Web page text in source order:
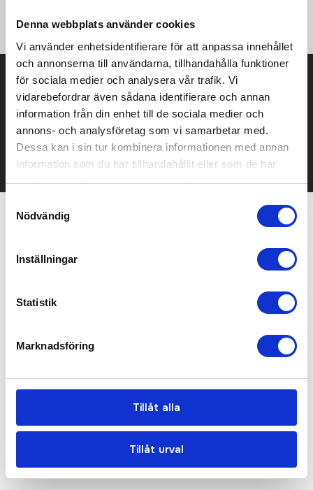
Denna webbplats använder cookies
Vi använder enhetsidentifierare för att anpassa innehållet
och annonserna till användarna, tillhandahålla funktioner
för sociala medier och analysera vår trafik. Vi
vidarebefordrar även sådana identifierare och annan
information från din enhet till de sociala medier och
annons- och analysföretag som vi samarbetar med.
Dessa kan i sin tur kombinera informationen med annan
information som du har tillhandahållit eller som de har
samlat in när du har använt deras tjänster.
Nödvändig
Inställningar
Statistik
Marknadsföring
Tillåt alla
Tillåt urval
Prisuppgift på mailen?
Kontakta oss här för att få förslag på produkt och pris över
mailen.
Det går också utmärkt att bara ställa frågor!
KONTAKTA OSS